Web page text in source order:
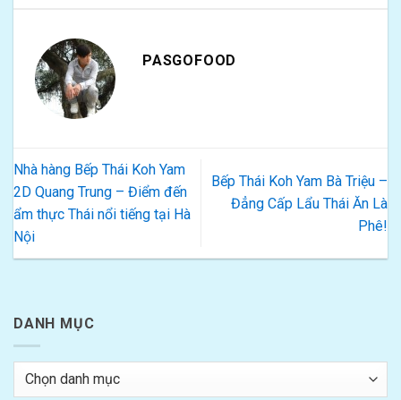
PASGOFOOD
Nhà hàng Bếp Thái Koh Yam
2D Quang Trung – Điểm đến
ẩm thực Thái nổi tiếng tại Hà
Nội
Bếp Thái Koh Yam Bà Triệu –
Đẳng Cấp Lẩu Thái Ăn Là
Phê!
DANH MỤC
Danh